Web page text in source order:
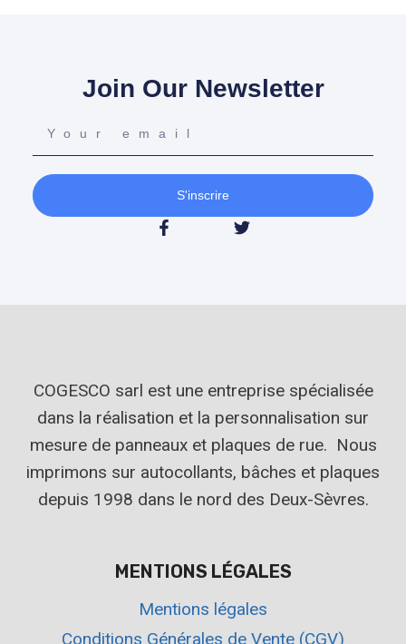
Join Our Newsletter
S'inscrire
COGESCO sarl est une entreprise spécialisée
dans la réalisation et la personnalisation sur
mesure de panneaux et plaques de rue. Nous
imprimons sur autocollants, bâches et plaques
depuis 1998 dans le nord des Deux-Sèvres.
MENTIONS LÉGALES
Mentions légales
Conditions Générales de Vente (CGV)